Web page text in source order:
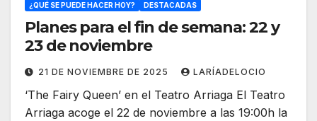
¿QUÉ SE PUEDE HACER HOY? DESTACADAS
Planes para el fin de semana: 22 y
23 de noviembre
21 DE NOVIEMBRE DE 2025 LARÍADELOCIO
‘The Fairy Queen’ en el Teatro Arriaga El Teatro
Arriaga acoge el 22 de noviembre a las 19:00h la